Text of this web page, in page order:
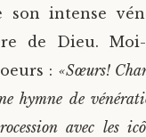
son intense
de Dieu.
: «Sœurs!
hymne de
avec les